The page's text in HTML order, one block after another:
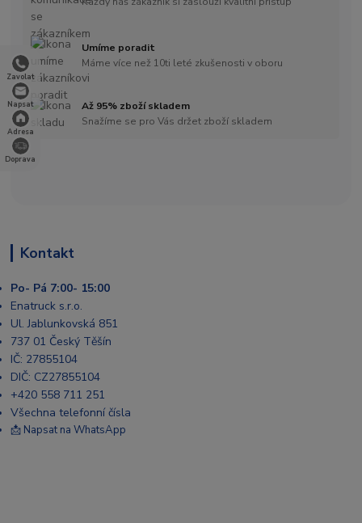
Zavolat
Napsat
Adresa
Doprava
Umíme poradit
Máme více než 10ti leté zkušenosti v oboru
Až 95% zboží skladem
Snažíme se pro Vás držet zboží skladem
Kontakt
Po- Pá 7:00- 15:00
Enatruck s.r.o.
Ul. Jablunkovská 851
737 01 Český Těšín
IČ: 27855104
DIČ: CZ27855104
+420 558 711 251
Všechna telefonní čísla
📩 Napsat na WhatsApp